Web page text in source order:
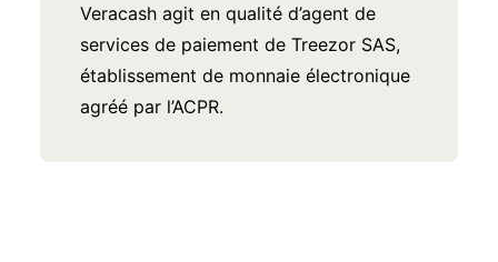
Veracash agit en qualité d’agent de
services de paiement de Treezor SAS,
établissement de monnaie électronique
agréé par l’ACPR.